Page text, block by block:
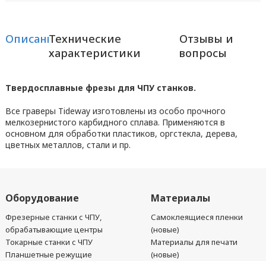
ОписаниеТехнические
характеристики
Отзывы и
вопросы
Твердосплавные фрезы для ЧПУ станков.
Все граверы Tideway изготовлены из особо прочного
мелкозернистого карбидного сплава. Применяются в
основном для обработки пластиков, оргстекла, дерева,
цветных металлов, стали и пр.
Оборудование
Фрезерные станки с ЧПУ,
обрабатывающие центры
Токарные станки с ЧПУ
Планшетные режущие
Материалы
Самоклеящиеся пленки
(новые)
Материалы для печати
(новые)